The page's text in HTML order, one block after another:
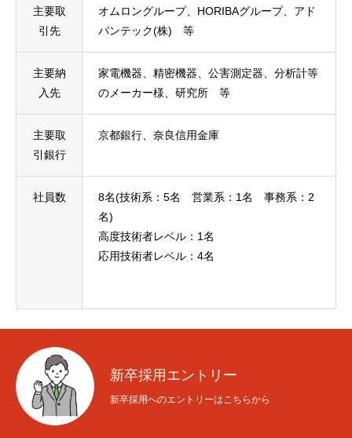
サービス 業務実績 会社概要 採用情報 お問い合わせ
主要取
引先
オムロングループ、HORIBAグループ、アド
バンテック(株) 等
主要納
入先
家電機器、精密機器、公害測定器、分析計等
のメーカー様、研究所 等
主要取
引銀行
京都銀行、奈良信用金庫
社員数
8名(技術系：5名 営業系：1名 事務系：2
名)
高度技術者レベル：1名
応用技術者レベル：4名
新卒採用エントリー
新卒採用へのエントリーはこちらから